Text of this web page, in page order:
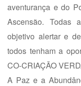
aventurança e do
Ascensão. Todas
objetivo alertar e
todos tenham a
CO-CRIAÇÃO
A Paz e a